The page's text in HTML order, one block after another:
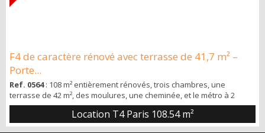
F4 de caractère rénové avec terrasse de 41,7 m² –
Porte...
Ref. 0564: 108 m² entièrement rénovés, trois chambres, une
terrasse de 42 m², des moulures, une cheminée, et le métro à 2
minutes. 33 Boulevard Sérurier, c'est une adresse qui surprend. Le
bien L'entrée installe d'emblée le caractère du lieu : boiseries, porte
vitrée intérieure, hauteur sous plafond. Le séjour (20,65 m²) s'ouvre
Location T4 Paris 108.54 m²